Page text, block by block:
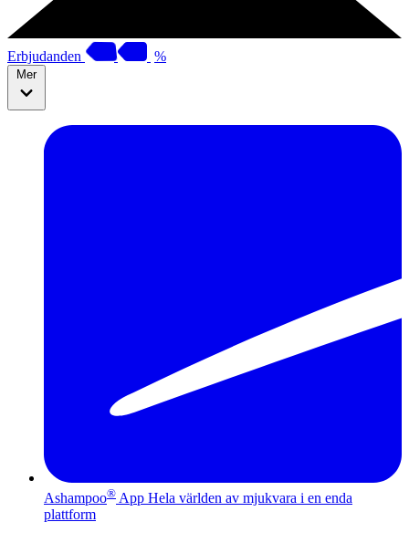
Erbjudanden %
Mer
Ashampoo® App Hela världen av mjukvara i en enda
plattform